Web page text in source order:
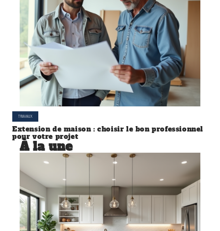
TRAVAUX
Extension de maison : choisir le bon professionnel
pour votre projet
À la une